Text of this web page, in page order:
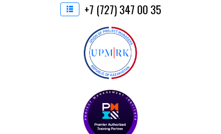
+7 (727) 347 00 35